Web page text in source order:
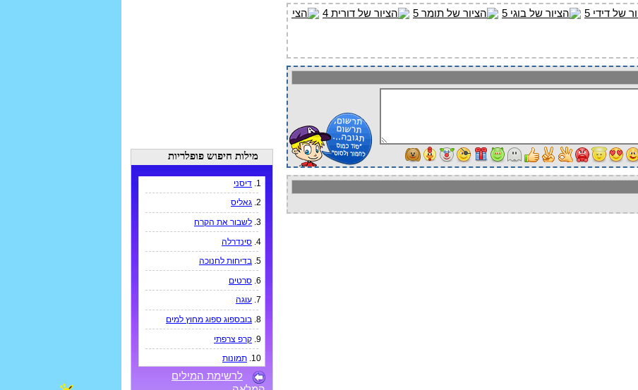
מילות חיפוש פופלריות
1. דיסני
2. גאליס
3. לשבור את הקרח
4. סינדרלה
5. בדיחות לחנוכה
6. סרטים
7. עוגה
8. בובספוג ספוג מחוץ למים
9. קרפ צרפתי
10. תמונות
לרשימת המילים